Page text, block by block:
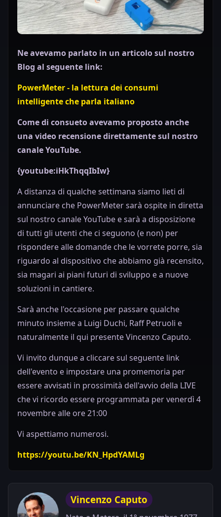
Ne avevamo parlato in un articolo sul nostro
Blog al seguente link:
PowerMeter - la lettura dei consumi
intelligente che parla italiano
Come di consueto avevamo proposto anche
una video recensione direttamente sul nostro
canale YouTube.
{youtube:iHkThqqIbIw}
A distanza di qualche settimana siamo lieti di
annunciare che PowerMeter sarà ospite in diretta
sul nostro canale YouTube e sarà a disposizione
di tutti gli utenti che ci seguono (e non) per
rispondere alle domande che le vorrete porre, sia
riguardo al dispositivo che abbiamo già recensito,
sia magari ai piani futuri di sviluppo e a nuove
soluzioni in cantiere.
Sarà anche l'occasione per passare qualche
minuto insieme a Luigi Duchi, Raff Petruoli e
naturalmente il qui presente Vincenzo Caputo.
Vi invito dunque a cliccare sul seguente link
dell'evento e impostare una promemoria per
essere avvisati in prossimità dell'avvio della LIVE
che vi ricordo essere programmata per venerdì 4
novembre alle ore 21:00
Vi aspettiamo numerosi.
https://youtu.be/KN_HpdYAMLg
Vincenzo Caputo